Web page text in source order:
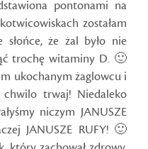
pontonami na
zostałam
słońce, że żal było nie
trochę witaminy D. 🙂
ukochanym żaglowcu i
chwilo trwaj! Niedaleko
niczym JANUSZE
JANUSZE RUFY! 🙂